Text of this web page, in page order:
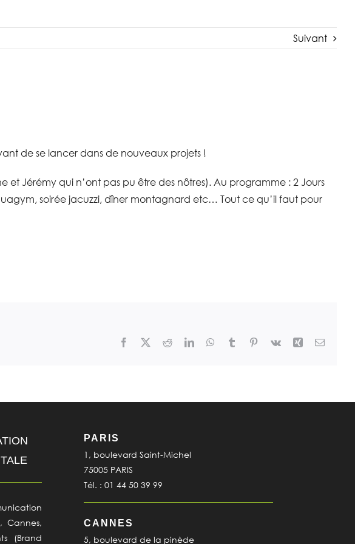
Suivant
de se lancer dans de nouveaux projets !
Jérémy qui n’ont pas pu être des nôtres). Au programme : 2 Jours
soirée jacuzzi, dîner montagnard etc… Tout ce qu’il faut pour
Facebook RedditLinkedInWhatsApp
Tumblr Pinterest
Vk Xing Email
Cannes,
(Brand
PARIS
1, boulevard Saint-Michel
75005 PARIS
Tél. : 01 44 50 39 99
CANNES
5, boulevard de la pinède